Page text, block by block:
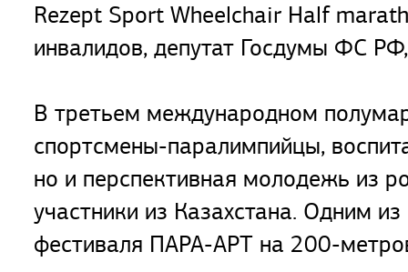
Rezept Sport Wheelchair Half
инвалидов, депутат Госдумы ФС
В третьем международном
спортсмены-паралимпийцы,
но и перспективная молодежь из
участники из Казахстана. Одним
фестиваля ПАРА-АРТ на 200-